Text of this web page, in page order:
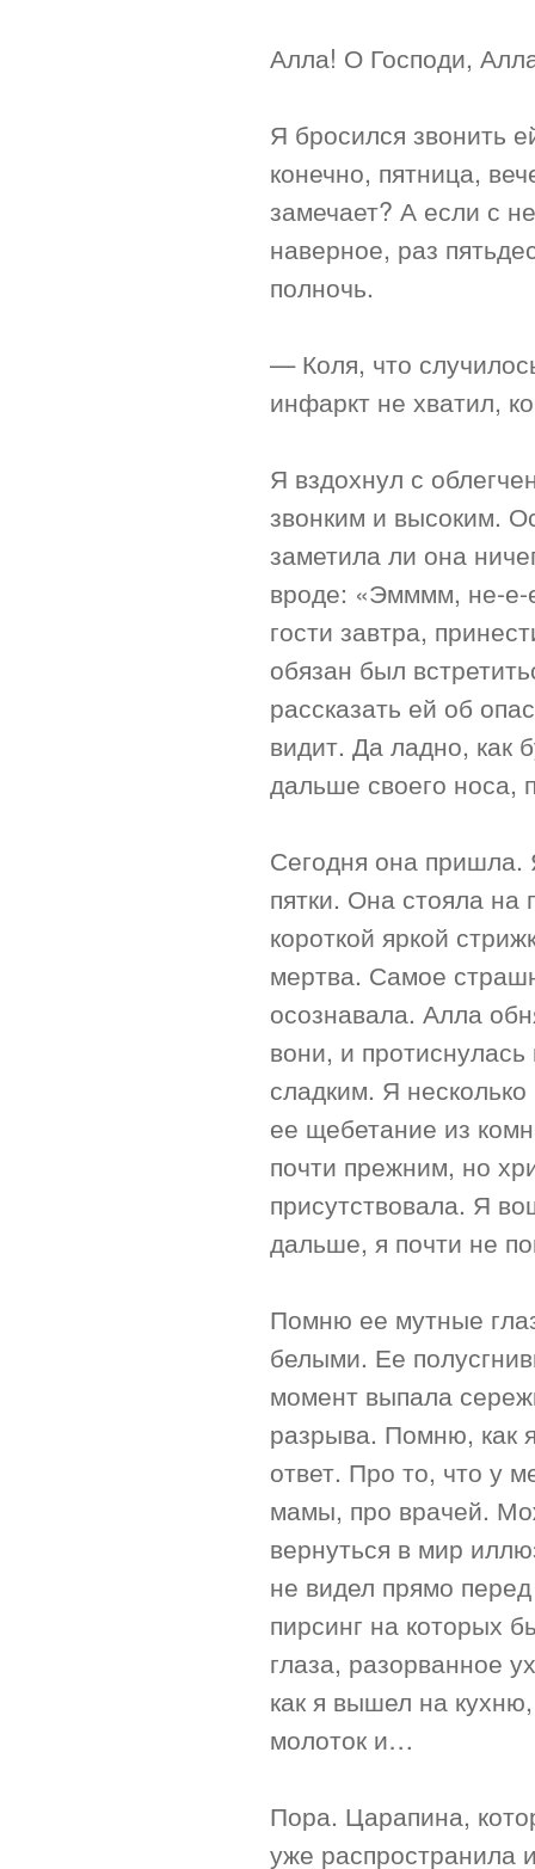
Алла! О Господи,
Я бросился звонить
конечно, пятница,
замечает? А если с
наверное, раз
полночь.
— Коля, что
инфаркт не хватил,
Я вздохнул с
звонким и высоким.
заметила ли она
вроде: «Эмммм, не-е-
гости завтра,
обязан был
рассказать ей об
видит. Да ладно, как
дальше своего носа,
Сегодня она пришла.
пятки. Она стояла на
короткой яркой
мертва. Самое
осознавала. Алла
вони, и
сладким. Я
ее щебетание из
почти прежним, но
присутствовала. Я
дальше, я почти не
Помню ее мутные
белыми. Ее
момент выпала
разрыва. Помню, как
ответ. Про то, что у
мамы, про врачей.
вернуться в мир
не видел прямо
пирсинг на которых
глаза, разорванное
как я вышел на
молоток и…
Пора. Царапина,
уже распространила